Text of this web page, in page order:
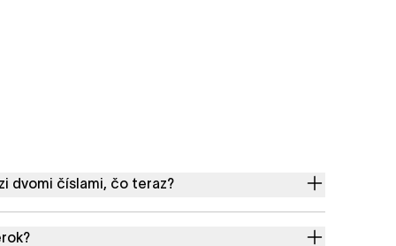
dvomi číslami, čo teraz?